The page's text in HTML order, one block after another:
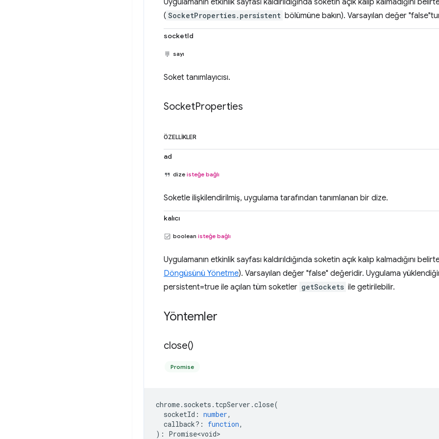
Uygulamanın etkinlik sayfası kaldırıldığında soketin açık kalıp kalmadığını
( SocketProperties.persistent bölümüne bakın). Varsayılan değer
socketId
sayı
Soket tanımlayıcısı.
SocketProperties
ÖZELLIKLER
ad
dize isteğe bağlı
Soketle ilişkilendirilmiş, uygulama tarafından tanımlanan bir dize.
kalıcı
boolean isteğe bağlı
Uygulamanın etkinlik sayfası kaldırıldığında soketin açık kalıp kalmadığını
Döngüsünü Yönetme). Varsayılan değer "false" değeridir. Uygulama
persistent=true ile açılan tüm soketler getSockets ile getirilebilir.
Yöntemler
close()
Promise
chrome. sockets . tcpServer .close(
socketId : number,
callback? : function,
) : Promise<void>